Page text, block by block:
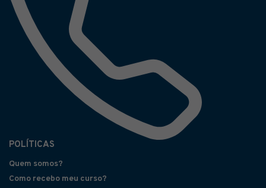
POLÍTICAS
Quem somos?
Como recebo meu curso?